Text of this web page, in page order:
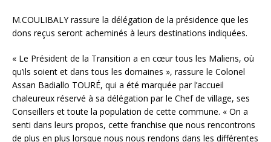
M.COULIBALY rassure la délégation de la présidence que les
dons reçus seront acheminés à leurs destinations indiquées.
« Le Président de la Transition a en cœur tous les Maliens, où
qu’ils soient et dans tous les domaines », rassure le Colonel
Assan Badiallo TOURÉ, qui a été marquée par l’accueil
chaleureux réservé à sa délégation par le Chef de village, ses
Conseillers et toute la population de cette commune. « On a
senti dans leurs propos, cette franchise que nous rencontrons
de plus en plus lorsque nous nous rendons dans les différentes